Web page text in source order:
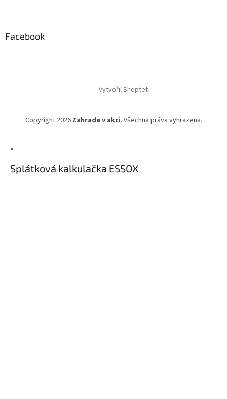
Facebook
Vytvořil Shoptet
Copyright 2026 Zahrada v akci. Všechna práva vyhrazena.
×
Splátková kalkulačka ESSOX